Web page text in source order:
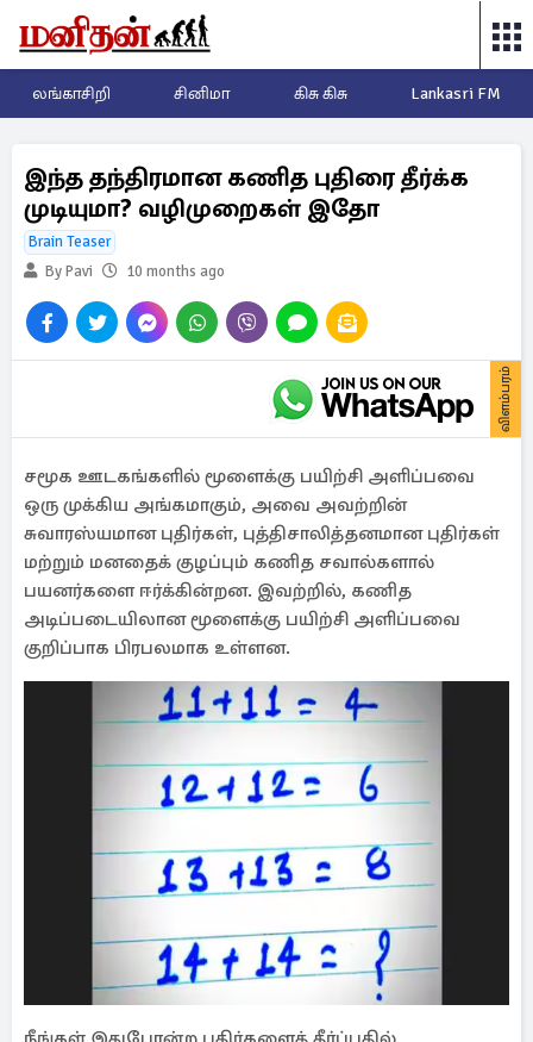
லங்காசிறி சினிமா கிசு கிசு Lankasri FM
இந்த தந்திரமான கணித புதிரை தீர்க்க
முடியுமா? வழிமுறைகள் இதோ
Brain Teaser
By Pavi
10 months ago
விளம்பரம்
சமூக ஊடகங்களில் மூளைக்கு பயிற்சி அளிப்பவை
ஒரு முக்கிய அங்கமாகும், அவை அவற்றின்
சுவாரஸ்யமான புதிர்கள், புத்திசாலித்தனமான புதிர்கள்
மற்றும் மனதைக் குழப்பும் கணித சவால்களால்
பயனர்களை ஈர்க்கின்றன. இவற்றில், கணித
அடிப்படையிலான மூளைக்கு பயிற்சி அளிப்பவை
குறிப்பாக பிரபலமாக உள்ளன.